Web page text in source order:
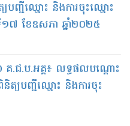
បញ្ជីឈ្មោះ និងការចុះឈ្មោះ
១៧ ខែឧសភា ឆ្នាំ២០២៥
.ជ.ប.អគ្គ៖ លទ្ធផលបណ្តោះ
និត្យបញ្ជីឈ្មោះ និងការចុះ